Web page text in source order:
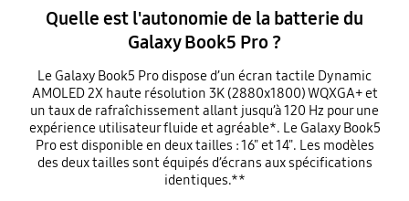
Quelle est l'autonomie de la batterie du
Galaxy Book5 Pro ?
Le Galaxy Book5 Pro dispose d’un écran tactile Dynamic
AMOLED 2X haute résolution 3K (2880x1800) WQXGA+ et
un taux de rafraîchissement allant jusqu’à 120 Hz pour une
expérience utilisateur fluide et agréable*. Le Galaxy Book5
Pro est disponible en deux tailles : 16" et 14". Les modèles
des deux tailles sont équipés d’écrans aux spécifications
identiques.**